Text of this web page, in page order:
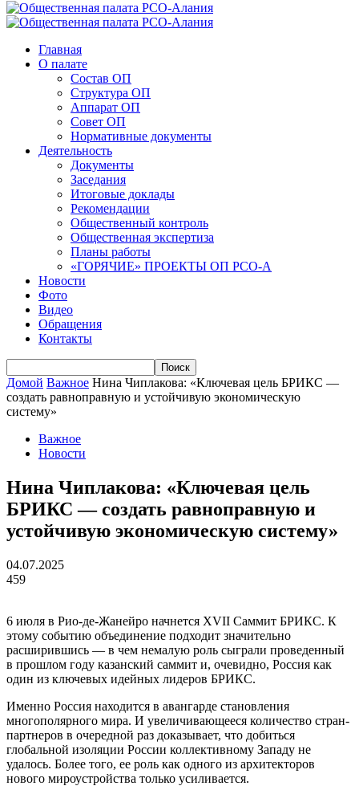
Главная
О палате
Состав ОП
Структура ОП
Аппарат ОП
Совет ОП
Нормативные документы
Деятельность
Документы
Заседания
Итоговые доклады
Рекомендации
Общественный контроль
Общественная экспертиза
Планы работы
«ГОРЯЧИЕ» ПРОЕКТЫ ОП РСО-А
Новости
Фото
Видео
Обращения
Контакты
Домой Важное Нина Чиплакова: «Ключевая цель БРИКС —
создать равноправную и устойчивую экономическую
систему»
Важное
Новости
Нина Чиплакова: «Ключевая цель
БРИКС — создать равноправную и
устойчивую экономическую систему»
04.07.2025
459
6 июля в Рио-де-Жанейро начнется XVII Саммит БРИКС. К
этому событию объединение подходит значительно
расширившись — в чем немалую роль сыграли проведенный
в прошлом году казанский саммит и, очевидно, Россия как
один из ключевых идейных лидеров БРИКС.
Именно Россия находится в авангарде становления
многополярного мира. И увеличивающееся количество стран-
партнеров в очередной раз доказывает, что добиться
глобальной изоляции России коллективному Западу не
удалось. Более того, ее роль как одного из архитекторов
нового мироустройства только усиливается.